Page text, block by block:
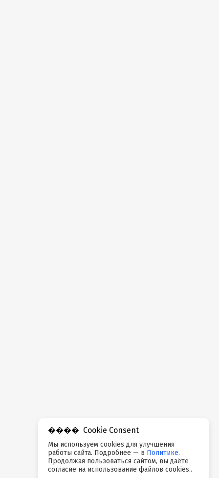
Cookie Consent
Мы используем cookies для улучшения
работы сайта. Подробнее — в Политике.
Продолжая пользоваться сайтом, вы даёте
согласие на использование файлов cookies..